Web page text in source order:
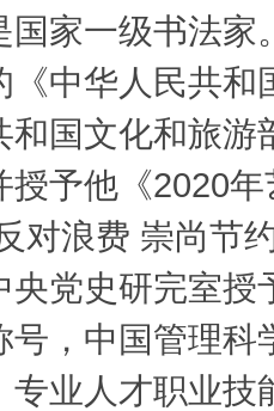
国家一级书法家
《中华人民共和
和国文化和旅游
授予他《2020
对浪费 崇尚节
央党史研完室授
号，中国管理科
专业人才职业技